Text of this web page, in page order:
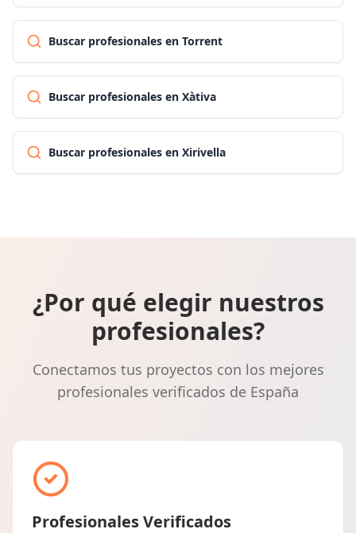
Buscar profesionales en Torrent
Buscar profesionales en Xàtiva
Buscar profesionales en Xirivella
¿Por qué elegir nuestros
profesionales?
Conectamos tus proyectos con los mejores
profesionales verificados de España
Profesionales Verificados